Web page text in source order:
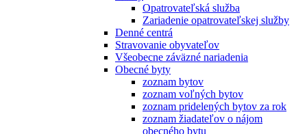
Opatrovateľská služba
Zariadenie opatrovateľskej služby
Denné centrá
Stravovanie obyvateľov
Všeobecne záväzné nariadenia
Obecné byty
zoznam bytov
zoznam voľných bytov
zoznam pridelených bytov za rok
zoznam žiadateľov o nájom
obecného bytu